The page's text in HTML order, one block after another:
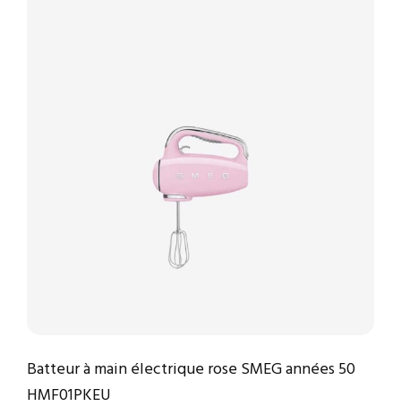
Batteur à main électrique rose SMEG années 50
HMF01PKEU